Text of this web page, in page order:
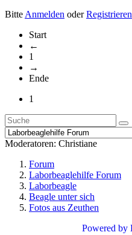
BitteAnmelden oderRegistrieren
Start
←
1
→
Ende
1
Moderatoren: Christiane
Forum
Laborbeaglehilfe Forum
Laborbeagle
Beagle unter sich
Fotos aus Zeuthen
Powered by